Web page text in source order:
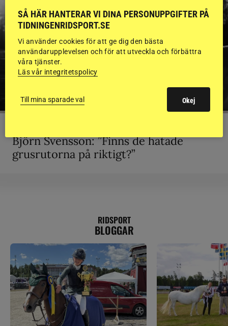
Björn Svensson: ”Finns de hatade
grusrutorna på riktigt?”
RIDSPORT
BLOGGAR
SÅ HÄR HANTERAR VI DINA PERSONUPPGIFTER PÅ
TIDNINGENRIDSPORT.SE
Vi använder cookies för att ge dig den bästa
användarupplevelsen och för att utveckla och förbättra
våra tjänster.
Läs vår integritetspolicy
Till mina sparade val Okej